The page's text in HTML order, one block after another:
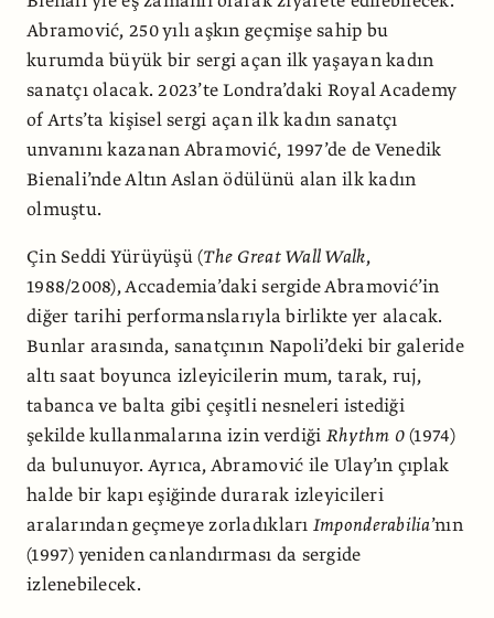
Abramović, 250 yılı aşkın geçmişe sahip bu
kurumda büyük bir sergi açan ilk yaşayan kadın
sanatçı olacak. 2023’te Londra’daki Royal Academy
of Arts’ta kişisel sergi açan ilk kadın sanatçı
unvanını kazanan Abramović, 1997’de de Venedik
Bienali’nde Altın Aslan ödülünü alan ilk kadın
olmuştu.
Çin Seddi Yürüyüşü (The Great Wall Walk,
1988/2008), Accademia’daki sergide Abramović’in
diğer tarihi performanslarıyla birlikte yer alacak.
Bunlar arasında, sanatçının Napoli’deki bir galeride
altı saat boyunca izleyicilerin mum, tarak, ruj,
tabanca ve balta gibi çeşitli nesneleri istediği
şekilde kullanmalarına izin verdiği Rhythm 0(1974)
da bulunuyor. Ayrıca, Abramović ile Ulay’ın çıplak
halde bir kapı eşiğinde durarak izleyicileri
aralarından geçmeye zorladıkları Imponderabilia’nın
(1997) yeniden canlandırması da sergide
izlenebilecek.